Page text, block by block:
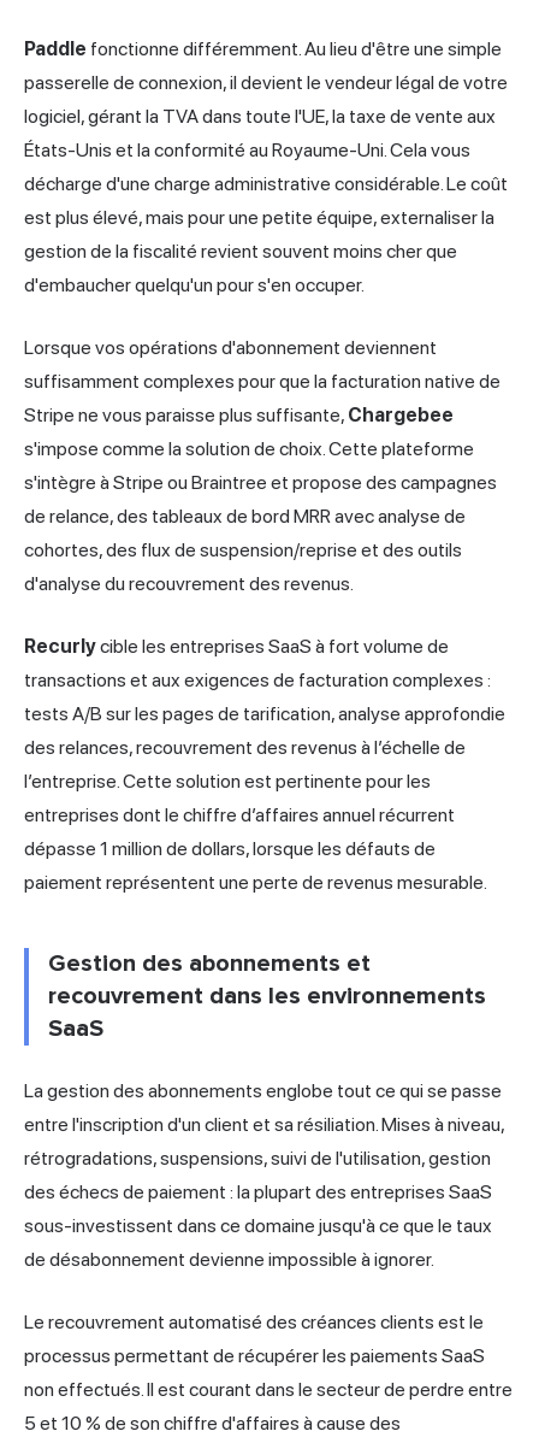
Paddle fonctionne différemment. Au lieu d'être une simple
passerelle de connexion, il devient le vendeur légal de votre
logiciel, gérant la TVA dans toute l'UE, la taxe de vente aux
États-Unis et la conformité au Royaume-Uni. Cela vous
décharge d'une charge administrative considérable. Le coût
est plus élevé, mais pour une petite équipe, externaliser la
gestion de la fiscalité revient souvent moins cher que
d'embaucher quelqu'un pour s'en occuper.
Lorsque vos opérations d'abonnement deviennent
suffisamment complexes pour que la facturation native de
Stripe ne vous paraisse plus suffisante, Chargebee
s'impose comme la solution de choix. Cette plateforme
s'intègre à Stripe ou Braintree et propose des campagnes
de relance, des tableaux de bord MRR avec analyse de
cohortes, des flux de suspension/reprise et des outils
d'analyse du recouvrement des revenus.
Recurlycible les entreprises SaaS à fort volume de
transactions et aux exigences de facturation complexes :
tests A/B sur les pages de tarification, analyse approfondie
des relances, recouvrement des revenus à l’échelle de
l’entreprise. Cette solution est pertinente pour les
entreprises dont le chiffre d’affaires annuel récurrent
dépasse 1 million de dollars, lorsque les défauts de
paiement représentent une perte de revenus mesurable.
Gestion des abonnements et
recouvrement dans les environnements
SaaS
La gestion des abonnements englobe tout ce qui se passe
entre l'inscription d'un client et sa résiliation. Mises à niveau,
rétrogradations, suspensions, suivi de l'utilisation, gestion
des échecs de paiement : la plupart des entreprises SaaS
sous-investissent dans ce domaine jusqu'à ce que le taux
de désabonnement devienne impossible à ignorer.
Le recouvrement automatisé des créances clients est le
processus permettant de récupérer les paiements SaaS
non effectués. Il est courant dans le secteur de perdre entre
5 et 10 % de son chiffre d'affaires à cause des